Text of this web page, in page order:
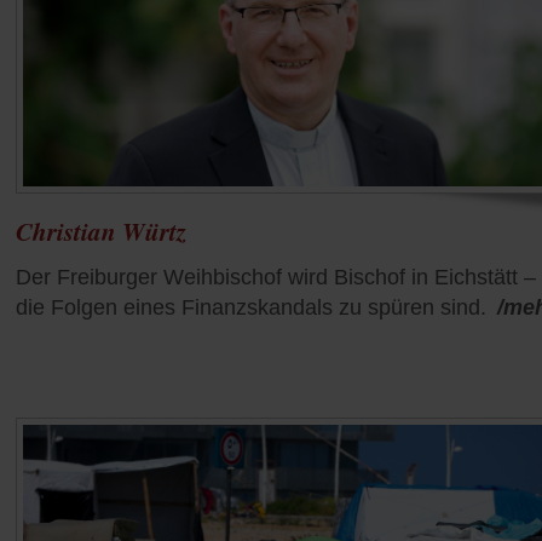
Christian Würtz
Der Freiburger Weihbischof wird Bischof in Eichstätt –
die Folgen eines Finanzskandals zu spüren sind. /